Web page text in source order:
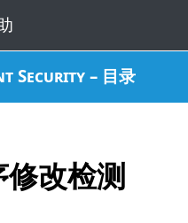
Security – 目录
改检测